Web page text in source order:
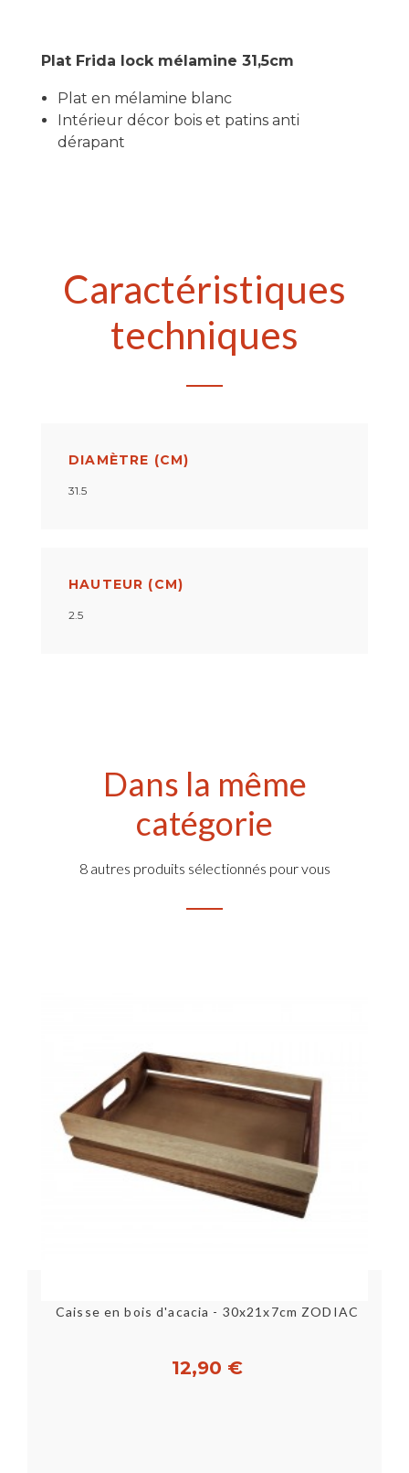
Plat Frida lock mélamine 31,5cm
Plat en mélamine blanc
Intérieur décor bois et patins anti
dérapant
Caractéristiques
techniques
DIAMÈTRE (CM)
31.5
HAUTEUR (CM)
2.5
Dans la même
catégorie
8 autres produits sélectionnés pour vous
Caisse en bois d'acacia - 30x21x7cm ZODIAC
12,90 €